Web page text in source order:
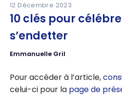
12 Décembre 2023
10 clés pour
s’endetter
Emmanuelle Gril
Pour accéder à l’article,
celui-ci pour la page de